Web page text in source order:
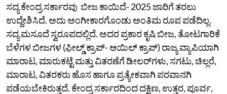
ಸದ್ಯ ಕೇಂದ್ರ ಸರ್ಕಾರವು ಬೀಜ ಕಾಯಿದೆ- 2025 ಜಾರಿಗೆ ತರಲು
ಉದ್ದೇಶಿಸಿದೆ. ಅದು ಅಂಗೀಕಾರಗೊಂಡು ಅಂತಿಮ ರೂಪ‌ ಪಡೆದಿಲ್ಲ.
ಸದ್ಯ ಮಸೂದೆ ಸ್ವರೂಪದಲ್ಲಿದೆ. ಅದರ ಪ್ರಕಾರ ಕೃಷಿ ಬೀಜ, ತೋಟಗಾರಿಕೆ
ಬೆಳೆಗಳ ಬೀಜಗಳ‌ (ಫೀಲ್ಡ್ ಕ್ರಾಪ್- ಆಯಿಲ್ ಕ್ರಾಪ್) ರಾಜ್ಯ ವ್ಯಾಪಿಯಾಗಿ
ಮಾರಾಟ, ಮಾರುಕಟ್ಟೆ ಮತ್ತು ವಿತರಣೆಗೆ ಡೀಲರ್‌ಗಳು, ಸಗಟು, ಚಿಲ್ಲರೆ,
ಮಾರಾಟ, ವಿತರಕರು ಹೊಸ ಹಾಗೂ ಪ್ರತ್ಯೇಕವಾಗಿ ಪರವಾನಗಿ
ಪಡೆಯಬೇಕಿರುತ್ತದೆ.‌ ಕೇಂದ್ರ ಸರ್ಕಾರದಿಂದ ದಕ್ಷಿಣ, ಉತ್ತರ, ಪೂರ್ವ,